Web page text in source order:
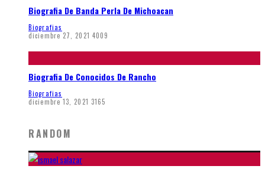
Biografia De Banda Perla De Michoacan
Biografias
diciembre 27, 2021 4009
Biografia De Conocidos De Rancho
Biografias
diciembre 13, 2021 3165
RANDOM